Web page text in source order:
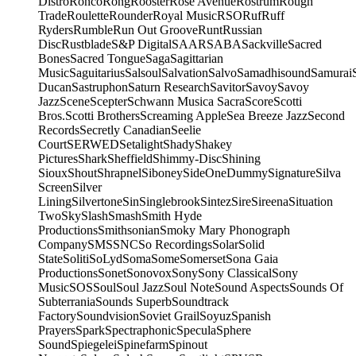
TradeRouletteRounderRoyal MusicRSORufRuff
RydersRumbleRun Out GrooveRuntRussian
DiscRustbladeS&P DigitalSAARSABASackvilleSacred
BonesSacred TongueSagaSagittarian
MusicSaguitariusSalsoulSalvationSalvoSamadhisoundSamurai
DucanSastruphonSaturn ResearchSavitorSavoySavoy
JazzSceneScepterSchwann Musica SacraScoreScotti
Bros.Scotti BrothersScreaming AppleSea Breeze JazzSecond
RecordsSecretly CanadianSeelie
CourtSERWEDSetalightShadyShakey
PicturesSharkSheffieldShimmy-DiscShining
SiouxShoutShrapnelSiboneySideOneDummySignatureSilva
ScreenSilver
LiningSilvertoneSinSinglebrookSintezSireSireenaSituation
TwoSkySlashSmashSmith Hyde
ProductionsSmithsonianSmoky Mary Phonograph
CompanySMSSNCSo RecordingsSolarSolid
StateSolitiSoLydSomaSomeSomersetSona Gaia
ProductionsSonetSonovoxSonySony ClassicalSony
MusicSOSSoulSoul JazzSoul NoteSound AspectsSounds Of
SubterraniaSounds SuperbSoundtrack
FactorySoundvisionSoviet GrailSoyuzSpanish
PrayersSparkSpectraphonicSpeculaSphere
SoundSpiegeleiSpinefarmSpinout